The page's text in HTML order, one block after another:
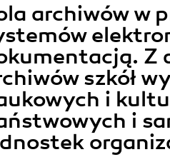
archiwów w
Z
szkół
i
i